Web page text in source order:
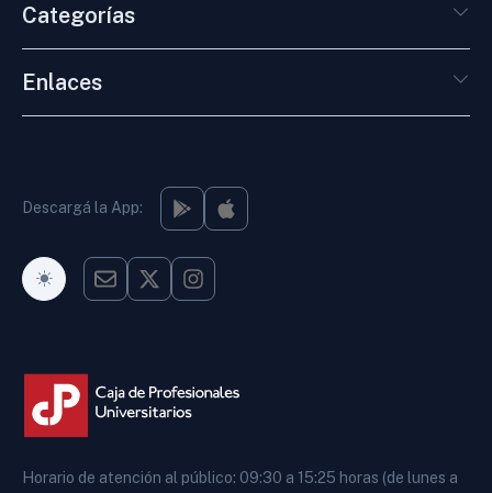
Categorías
Enlaces
Descargá la App:
Modo Oscuro
Horario de atención al público: 09:30 a 15:25 horas (de lunes a